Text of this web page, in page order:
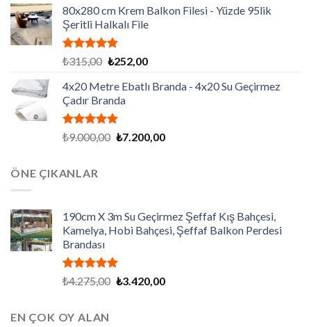
aldı
₺281,25.fiyat:
₺225,00.
80x280 cm Krem Balkon Filesi - Yüzde 95lik
Şeritli Halkalı File
5 üzerinden
oy
aldı
₺315,00 Orijinal
₺315,00.
₺252,00Şu
fiyat:
4x20 Metre Ebatlı Branda - 4x20 Su Geçirmez
Çadır Branda
5 üzerinden
oy
₺9.000,00 Orijinal
₺7.200,00Şu
ÖNE ÇIKANLAR
190cm X 3m Su Geçirmez Şeffaf Kış Bahçesi,
Kamelya, Hobi Bahçesi, Şeffaf Balkon Perdesi
Brandası
5 üzerinden
oy
₺4.275,00 Orijinal
₺3.420,00Şu
EN ÇOK OY ALAN